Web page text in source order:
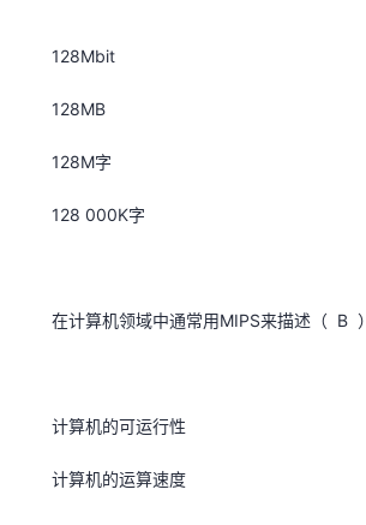
128Mbit
128MB
128M字
128 000K字
在计算机领域中通常用MIPS来描述（ B ）
计算机的可运行性
计算机的运算速度